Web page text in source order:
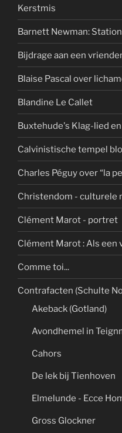
Kerstmis
Barnett Newman:
Bijdrage aan een
Blaise Pascal over
Blandine Le Callet
Buxtehude's Klag-lied
Calvinistische tempel
Charles Péguy over “la
Christendom - culturele
Clément Marot - portret
Clément Marot : Als een
Comme toi...
Contrafacten (Schulte
Akeback (Gotland)
Avondhemel in
Cahors
De lek bij Tienhoven
Elmelunde - Ecce
Gross Glockner